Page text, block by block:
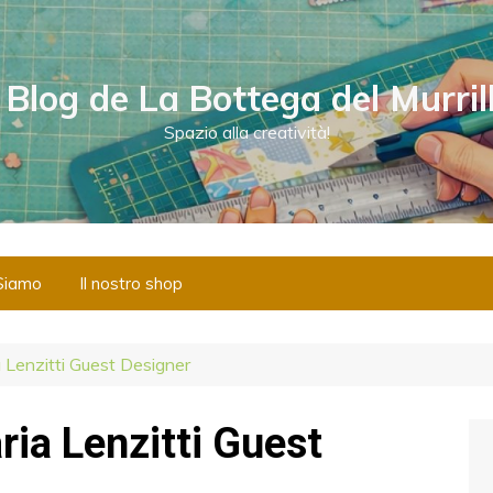
de La Bottega del
Spazio alla creatività!
Il nostro shop
Guest Designer
Lenzitti Guest